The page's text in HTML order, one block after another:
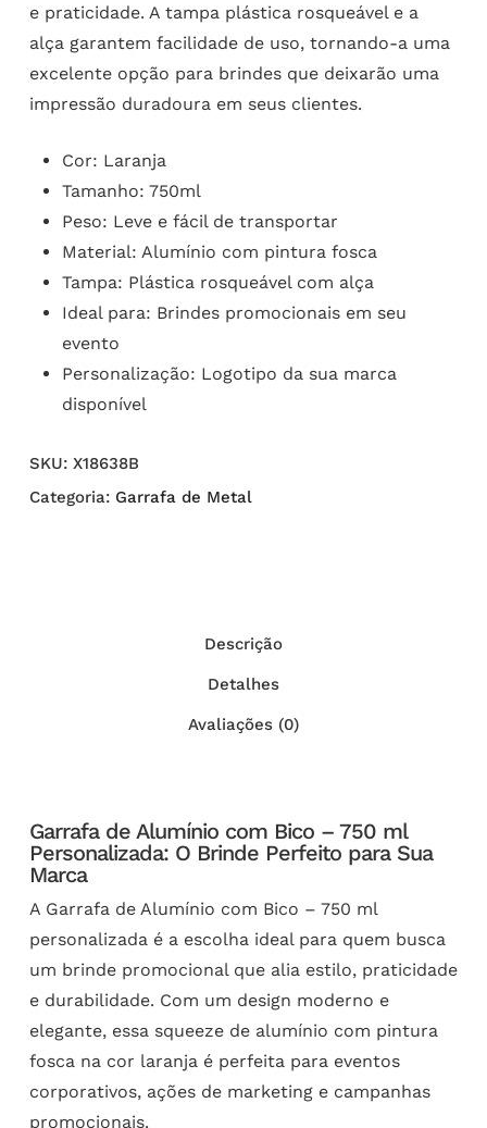
e praticidade. A tampa plástica rosqueável e a
alça garantem facilidade de uso, tornando-a uma
excelente opção para brindes que deixarão uma
impressão duradoura em seus clientes.
Cor: Laranja
Tamanho: 750ml
Peso: Leve e fácil de transportar
Material: Alumínio com pintura fosca
Tampa: Plástica rosqueável com alça
Ideal para: Brindes promocionais em seu
evento
Personalização: Logotipo da sua marca
disponível
SKU: X18638B
Categoria: Garrafa de Metal
Descrição
Detalhes
Avaliações (0)
Garrafa de Alumínio com Bico – 750 ml
Personalizada: O Brinde Perfeito para Sua
Marca
A Garrafa de Alumínio com Bico – 750 ml
personalizada é a escolha ideal para quem busca
um brinde promocional que alia estilo, praticidade
e durabilidade. Com um design moderno e
elegante, essa squeeze de alumínio com pintura
fosca na cor laranja é perfeita para eventos
corporativos, ações de marketing e campanhas
promocionais.